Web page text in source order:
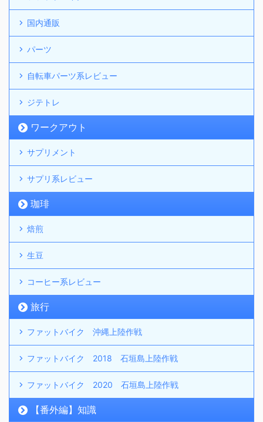
国内通販
パーツ
自転車パーツ系レビュー
ジテトレ
ワークアウト
サプリメント
サプリ系レビュー
珈琲
焙煎
生豆
コーヒー系レビュー
旅行
ファットバイク 沖縄上陸作戦
ファットバイク 2018 石垣島上陸作戦
ファットバイク 2020 石垣島上陸作戦
【番外編】知識